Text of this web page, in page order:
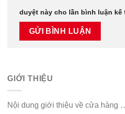
duyệt này cho lần bình luận kế
GIỚI THIỆU
Nội dung giới thiệu về cửa hàng